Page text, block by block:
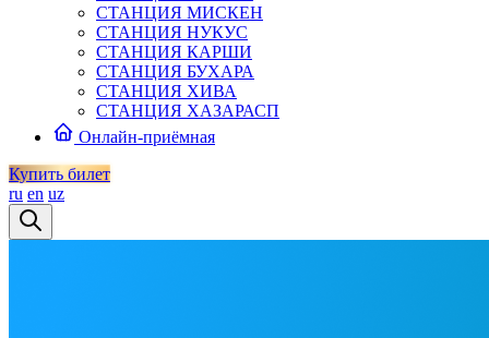
СТАНЦИЯ МИСКЕН
СТАНЦИЯ НУКУС
СТАНЦИЯ КАРШИ
СТАНЦИЯ БУХАРА
СТАНЦИЯ ХИВА
СТАНЦИЯ ХАЗАРАСП
Онлайн-приёмная
Купить билет
ru en uz